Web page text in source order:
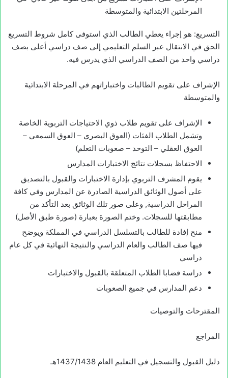
المرحلتين الابتدائية والمتوسطة
التسريع: هو إجراء يعطي الطالب الذي استوفى كامل شروط التسريع
الحق في الانتقال عبر السلم التعليمي إلى صف دراسي أعلى بصف
دراسي واحد من الصف الدراسي الذي يدرس فيه.
الإشراف على تقويم الطالبات واختباراتهم في المرحلة الابتدائية
والمتوسطة
الإشراف على تقويم طلاب ذوي الاحتياجات التربوية الخاصة
وتشمل الطلاب الفئات (العوق البصري – العوق السمعي –
العوق العقلي – التوحد – صعوبات التعلم)
الاحتفاظ بسجلات نتائج الاختبارات المدارس
يقوم المشرف التربوي بإدارة الاختبارات والقبول بالتصديق
على أصول الوثائق الدراسية الصادرة عن المدارس وفي كافة
المراحل الدراسية, وعلى صور تلك الوثائق بعد التأكد من
مطابقتها للسجلات. وختم الصورة بعبارة (صورة طبق الأصل)
منح إفادة للطالب بالتسلسل الدراسي في المملكة ويوضح
فيها صف الطالب والعام الدراسي والنتيجة النهائية في كل عام
دراسي
دراسة قضابا الطلاب المتعلقة بالقبول والاختبارات
دعم المدارس في جميع الصعوبات
المقترحات والتوصيات
المراجع
دليل القبول والتسجيل في التعليم العام 1437/1438هـ